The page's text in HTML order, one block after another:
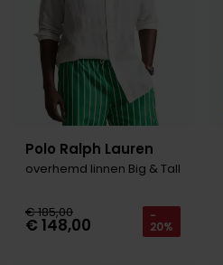
Polo Ralph Lauren
overhemd linnen Big & Tall
€ 185,00
€ 148,00 -
20%